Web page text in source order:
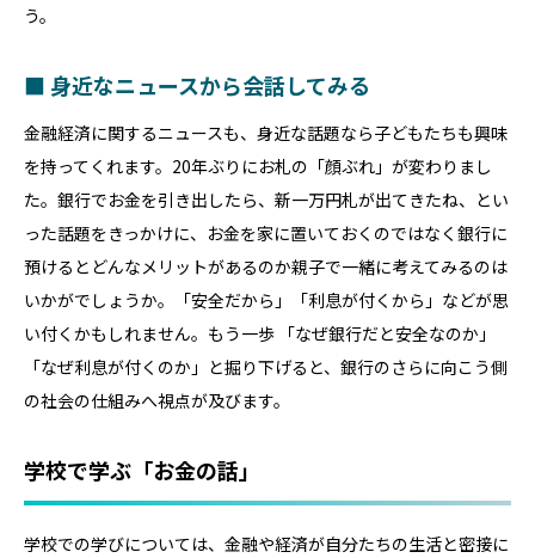
う。
■ 身近なニュースから会話してみる
金融経済に関するニュースも、身近な話題なら子どもたちも興味
を持ってくれます。20年ぶりにお札の「顔ぶれ」が変わりまし
た。銀行でお金を引き出したら、新一万円札が出てきたね、とい
った話題をきっかけに、お金を家に置いておくのではなく銀行に
預けるとどんなメリットがあるのか親子で一緒に考えてみるのは
いかがでしょうか。「安全だから」「利息が付くから」などが思
い付くかもしれません。もう一歩 「なぜ銀行だと安全なのか」
「なぜ利息が付くのか」と掘り下げると、銀行のさらに向こう側
の社会の仕組みへ視点が及びます。
学校で学ぶ「お金の話」
学校での学びについては、金融や経済が自分たちの生活と密接に